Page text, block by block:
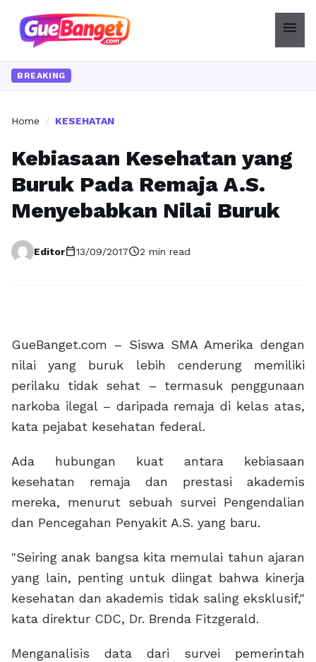
menu
BREAKING
Home / KESEHATAN
Kebiasaan Kesehatan yang
Buruk Pada Remaja A.S.
Menyebabkan Nilai Buruk
Editorcalendar_today13/09/2017schedule2 min read
GueBanget.com – Siswa SMA Amerika dengan
nilai yang buruk lebih cenderung memiliki
perilaku tidak sehat – termasuk penggunaan
narkoba ilegal – daripada remaja di kelas atas,
kata pejabat kesehatan federal.
Ada hubungan kuat antara kebiasaan
kesehatan remaja dan prestasi akademis
mereka, menurut sebuah survei Pengendalian
dan Pencegahan Penyakit A.S. yang baru.
"Seiring anak bangsa kita memulai tahun ajaran
yang lain, penting untuk diingat bahwa kinerja
kesehatan dan akademis tidak saling eksklusif,"
kata direktur CDC, Dr. Brenda Fitzgerald.
Menganalisis data dari survei pemerintah